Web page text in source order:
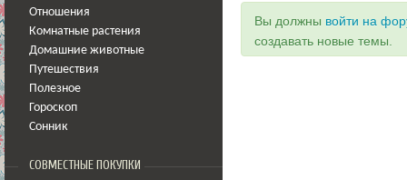
Отношения
Комнатные растения
Домашние животные
Путешествия
Полезное
Гороскоп
Сонник
СОВМЕСТНЫЕ ПОКУПКИ
Вы должны войти на
создавать новые темы.